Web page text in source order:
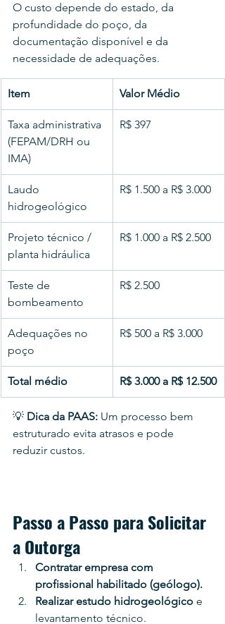
O custo depende do estado, da
profundidade do poço, da
documentação disponível e da
necessidade de adequações.
Item Valor Médio
Taxa administrativa
(FEPAM/DRH ou
IMA)
R$ 397
Laudo
hidrogeológico
R$ 1.500 a R$ 3.000
Projeto técnico /
planta hidráulica
R$ 1.000 a R$ 2.500
Teste de
bombeamento
R$ 2.500
Adequações no
poço
R$ 500 a R$ 3.000
Total médio R$ 3.000 a R$ 12.500
💡 Dica da PAAS: Um processo bem
estruturado evita atrasos e pode
reduzir custos.
Passo a Passo para Solicitar
a Outorga
Contratar empresa com
profissional habilitado (geólogo).
Realizar estudo hidrogeológico e
levantamento técnico.